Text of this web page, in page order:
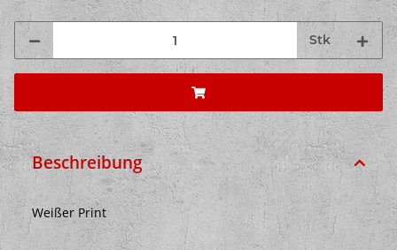
Stk
Beschreibung
Weißer Print